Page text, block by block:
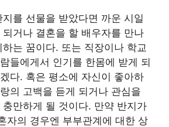
를 선물을 받았다면 까운 시일
거나 결혼을 할 배우자를 만나
는 꿈이다. 또는 직장이나 학교
들에게서 인기를 한몸에 받게 되
다. 혹은 평소에 자신이 좋아하
의 고백을 듣게 되거나 관심을
만하게 될 것이다. 만약 반지가
자의 경우엔 부부관계에 대한 상